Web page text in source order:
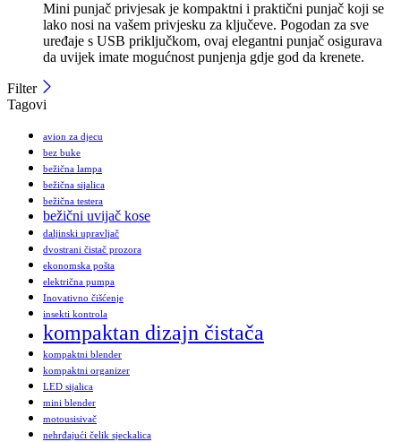
Mini punjač privjesak je kompaktni i praktični punjač koji se
lako nosi na vašem privjesku za ključeve. Pogodan za sve
uređaje s USB priključkom, ovaj elegantni punjač osigurava
da uvijek imate mogućnost punjenja gdje god da krenete.
Filter
Tagovi
avion za djecu
bez buke
bežična lampa
bežična sijalica
bežična testera
bežični uvijač kose
daljinski upravljač
dvostrani čistač prozora
ekonomska pošta
električna pumpa
Inovativno čišćenje
insekti kontrola
kompaktan dizajn čistača
kompaktni blender
kompaktni organizer
LED sijalica
mini blender
motousisivač
nehrđajući čelik sjeckalica